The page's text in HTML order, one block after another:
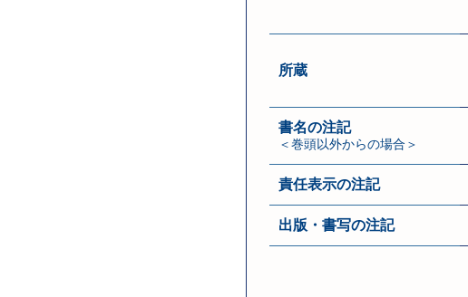
所蔵
書名の注記
＜巻頭以外からの場合＞
責任表示の注記
出版・書写の注記